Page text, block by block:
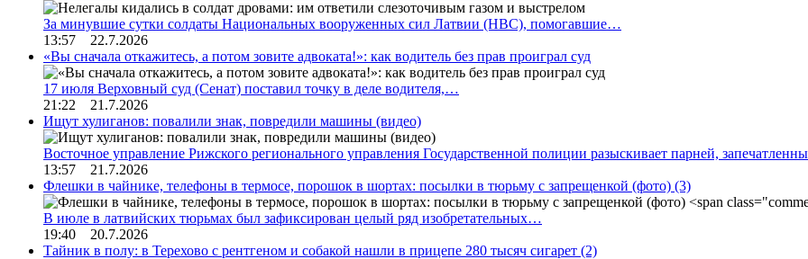
За минувшие сутки солдаты Национальных вооруженных сил Латвии (НВС), помогавшие…
13:57 22.7.2026
«Вы сначала откажитесь, а потом зовите адвоката!»: как водитель без прав проиграл суд
17 июля Верховный суд (Сенат) поставил точку в деле водителя,…
21:22 21.7.2026
Ищут хулиганов: повалили знак, повредили машины (видео)
Восточное управление Рижского регионального управления Государственной полиции разыскивает парней,
13:57 21.7.2026
Флешки в чайнике, телефоны в термосе, порошок в шортах: посылки в тюрьму с запрещенкой (фото) (3)
В июле в латвийских тюрьмах был зафиксирован целый ряд изобретательных…
19:40 20.7.2026
Тайник в полу: в Терехово с рентгеном и собакой нашли в прицепе 280 тысяч сигарет (2)